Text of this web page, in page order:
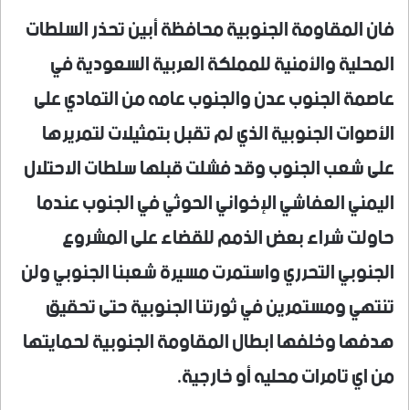
فان المقاومة الجنوبية محافظة أبين تحذر السلطات
المحلية والأمنية للمملكة العربية السعودية في
عاصمة الجنوب عدن والجنوب عامه من التمادي على
الأصوات الجنوبية الذي لم تقبل بتمثيلات لتمريرها
على شعب الجنوب وقد فشلت قبلها سلطات الاحتلال
اليمني العفاشي الإخواني الحوثي في الجنوب عندما
حاولت شراء بعض الذمم للقضاء على المشروع
الجنوبي التحرري واستمرت مسيرة شعبنا الجنوبي ولن
تنتهي ومستمرين في ثورتنا الجنوبية حتى تحقيق
هدفها وخلفها ابطال المقاومة الجنوبية لحمايتها
من اي تامرات محليه أو خارجية.